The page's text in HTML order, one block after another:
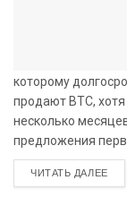
которому
продают BTC,
несколько
предложения
ЧИТАТЬ ДАЛЕЕ